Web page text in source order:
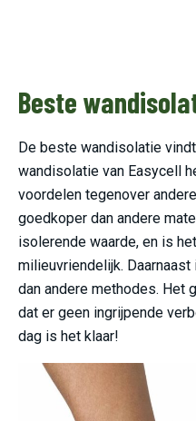
Beste
De beste wandisolatie
wandisolatie van Easycell
voordelen tegenover
goedkoper dan andere
isolerende waarde, en is
milieuvriendelijk.
dan andere methodes. Het
dat er geen ingrijpende
dag is het klaar!